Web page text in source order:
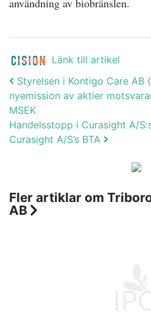
användning av biobränslen.
Länk till artikel
Post
Styrelsen i Kontigo Care
nyemission av aktier
MSEK
Handelsstopp i Curasight A/
Curasight A/S’s BTA
Fler artiklar om
AB